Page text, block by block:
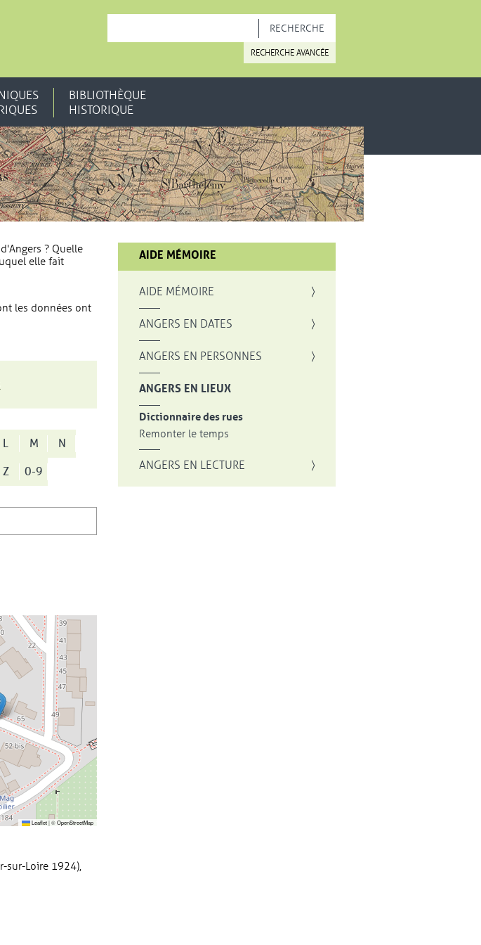
RECHERCHE AVANCÉE
BIBLIOTHÈQUE
HISTORIQUE
? Quelle
elle fait
les données ont
L M
N
Z 0-9
Leaflet|©OpenStreetMap
sur-Loire 1924),
AIDE MÉMOIRE
AIDE MÉMOIRE
ANGERS EN DATES
ANGERS EN PERSONNES
ANGERS EN LIEUX
Dictionnaire des rues
Remonter le temps
ANGERS EN LECTURE